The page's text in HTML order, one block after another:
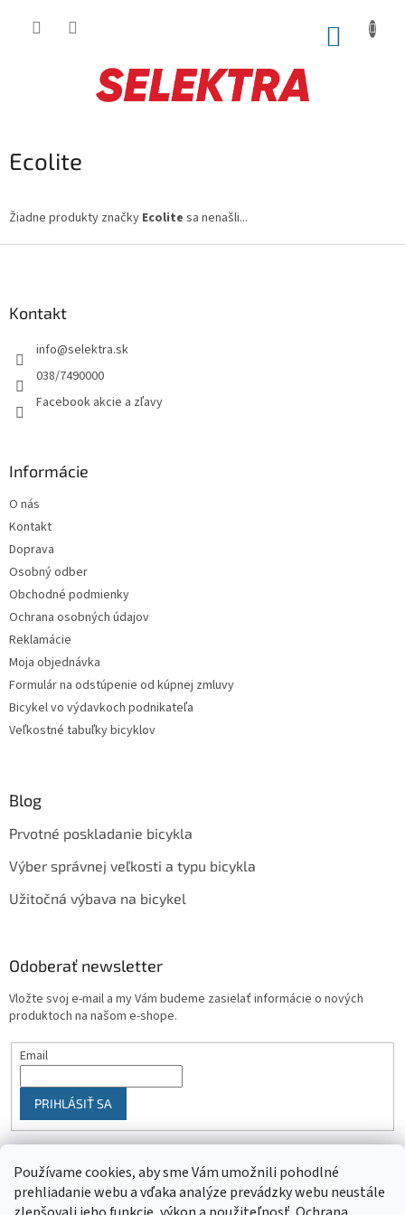
Používame cookies, aby sme Vám umožnili pohodlné
prehliadanie webu a vďaka analýze prevádzky webu neustále
Ecolite
Žiadne produkty značky Ecolite sa nenašli...
Kontakt
info@selektra.sk
038/7490000
Facebook akcie a zľavy
Informácie
O nás
Kontakt
Doprava
Osobný odber
Obchodné podmienky
Ochrana osobných údajov
Reklamácie
Moja objednávka
Formulár na odstúpenie od kúpnej zmluvy
Bicykel vo výdavkoch podnikateľa
Veľkostné tabuľky bicyklov
Blog
Prvotné poskladanie bicykla
Výber správnej veľkosti a typu bicykla
Užitočná výbava na bicykel
Odoberať newsletter
Vložte svoj e-mail a my Vám budeme zasielať informácie o nových
produktoch na našom e-shope.
Email
PRIHLÁSIŤ SA